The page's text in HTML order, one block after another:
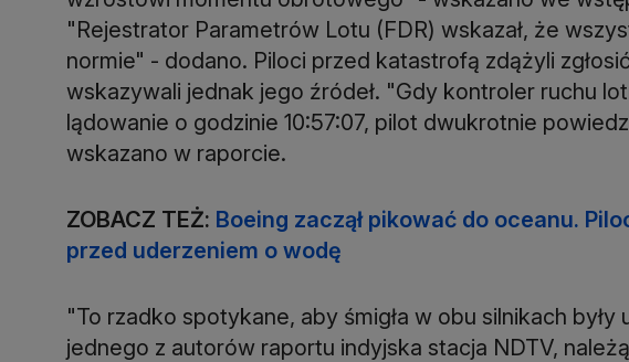
"Rejestrator Parametrów Lotu (FDR) wskazał, że
normie" - dodano. Piloci przed katastrofą zdążyli
wskazywali jednak jego źródeł. "Gdy kontroler ruchu
lądowanie o godzinie 10:57:07, pilot dwukrotnie
wskazano w raporcie.
ZOBACZ TEŻ: Boeing zaczął pikować do oceanu.
przed uderzeniem o wodę
"To rzadko spotykane, aby śmigła w obu silnikach
jednego z autorów raportu indyjska stacja NDTV,